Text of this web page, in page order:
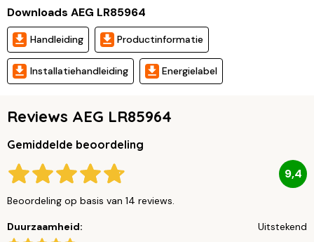
Downloads AEG LR85964
Handleiding Productinformatie
Installatiehandleiding Energielabel
Reviews AEG LR85964
Gemiddelde beoordeling
9,4
Beoordeling op basis van 14 reviews.
Duurzaamheid: Uitstekend